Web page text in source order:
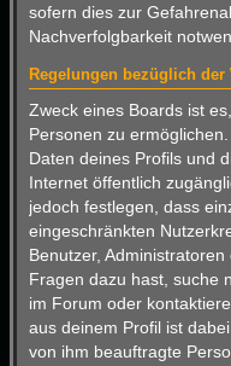
sofern dies zur
Nachverfolgbarkeit
Regelungen bezüglich der
Zweck eines Boards ist
Personen zu
Daten deines Profils und
Internet öffentlich
jedoch festlegen, dass
eingeschränkten
Benutzer,
Fragen dazu hast, suche
im Forum oder
aus deinem Profil ist
von ihm beauftragte